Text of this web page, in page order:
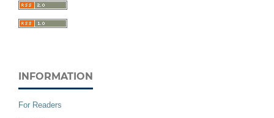
INFORMATION
For Readers